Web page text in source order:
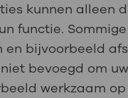
kunnen alleen
functie.
en bijvoorbeeld
bevoegd om
werkzaam